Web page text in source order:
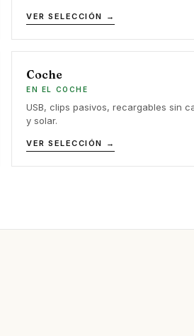
VER SELECCIÓN →
Coche
EN EL COCHE
USB, clips pasivos, recargables sin
y solar.
VER SELECCIÓN →